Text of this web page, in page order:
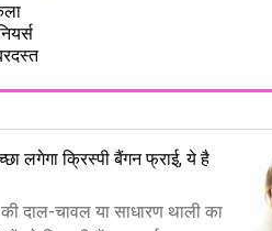
लगेगा क्रिस्पी बैंगन फ्राई, ये है
दाल-चावल या साधारण थाली का